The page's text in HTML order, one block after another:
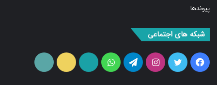
پیوندها
شبکه های اجتماعی
فیس
توییتر اینستاگرامتلگرام واتس
آپارات ایتا